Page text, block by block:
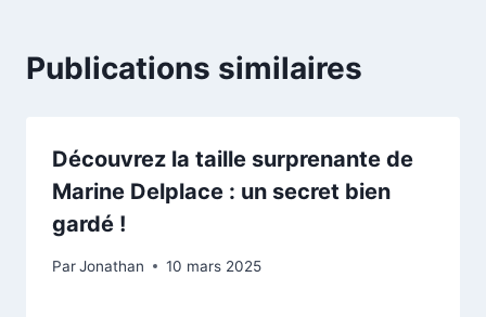
Publications similaires
Découvrez la taille surprenante de
Marine Delplace : un secret bien
gardé !
ParJonathan 10 mars 2025